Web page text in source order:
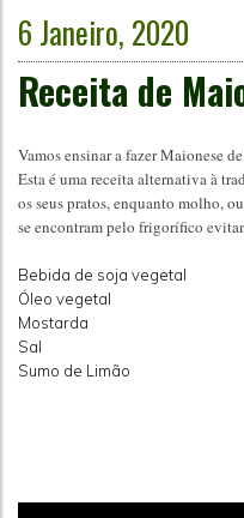
6 Janeiro, 2020
Receita de
Vamos ensinar a fazer Maionese
Esta é uma receita alternativa à
os seus pratos, enquanto molho,
se encontram pelo frigorífico
Bebida de soja vegetal
Óleo vegetal
Mostarda
Sal
Sumo de Limão